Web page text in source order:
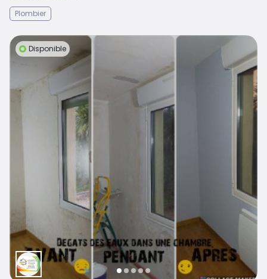
Plombier
Disponible